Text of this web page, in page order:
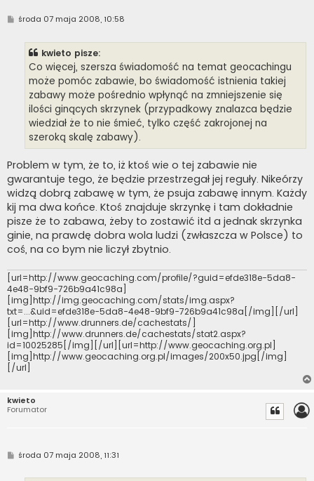
Pśroda 07 maja 2008, 10:58
kwieto pisze:
Co więcej, szersza świadomość na temat geocachingu
może pomóc zabawie, bo świadomość istnienia takiej
zabawy może pośrednio wpłynąć na zmniejszenie się
ilości ginących skrzynek (przypadkowy znalazca będzie
wiedział że to nie śmieć, tylko część zakrojonej na
szeroką skalę zabawy).
Problem w tym, że to, iż ktoś wie o tej zabawie nie
gwarantuje tego, że będzie przestrzegał jej reguły. Nikeórzy
widzą dobrą zabawę w tym, że psuja zabawę innym. Każdy
kij ma dwa końce. Ktoś znajduje skrzynkę i tam dokładnie
pisze że to zabawa, żeby to zostawić itd a jednak skrzynka
ginie, na prawdę dobra wola ludzi (zwłaszcza w Polsce) to
coś, na co bym nie liczył zbytnio.
[url=http://www.geocaching.com/profile/?guid=efde318e-5da8-
4e48-9bf9-726b9a41c98a]
[img]http://img.geocaching.com/stats/img.aspx?
txt=...&uid=efde318e-5da8-4e48-9bf9-726b9a41c98a[/img][/url]
[url=http://www.drunners.de/cachestats/]
[img]http://www.drunners.de/cachestats/stat2.aspx?
id=10025285[/img][/url][url=http://www.geocaching.org.pl]
[img]http://www.geocaching.org.pl/images/200x50.jpg[/img]
[/url]
kwieto
Forumator
Pśroda 07 maja 2008, 11:31